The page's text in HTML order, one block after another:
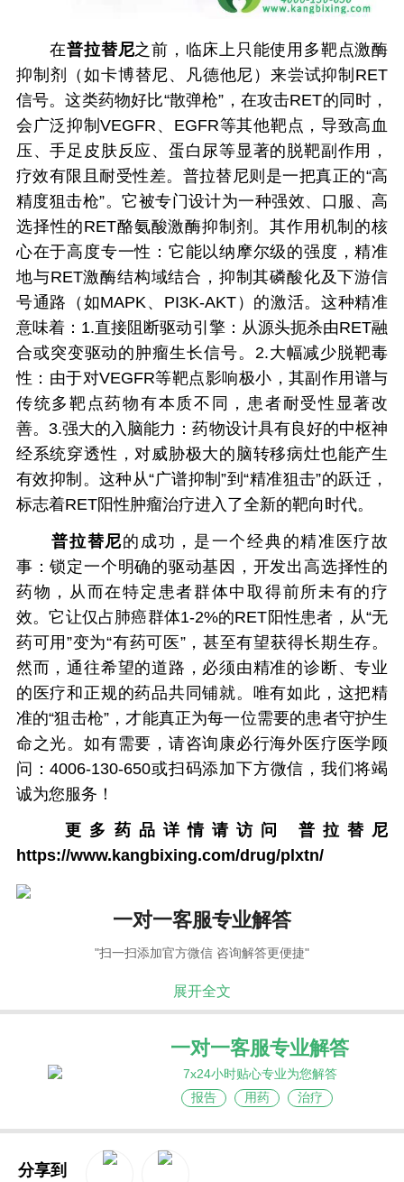
在普拉替尼之前，临床上只能使用多靶点激酶
抑制剂（如卡博替尼、凡德他尼）来尝试抑制RET
信号。这类药物好比“散弹枪”，在攻击RET的同时，
会广泛抑制VEGFR、EGFR等其他靶点，导致高血
压、手足皮肤反应、蛋白尿等显著的脱靶副作用，
疗效有限且耐受性差。普拉替尼则是一把真正的“高
精度狙击枪”。它被专门设计为一种强效、口服、高
选择性的RET酪氨酸激酶抑制剂。其作用机制的核
心在于高度专一性：它能以纳摩尔级的强度，精准
地与RET激酶结构域结合，抑制其磷酸化及下游信
号通路（如MAPK、PI3K-AKT）的激活。这种精准
意味着：1.直接阻断驱动引擎：从源头扼杀由RET融
合或突变驱动的肿瘤生长信号。2.大幅减少脱靶毒
性：由于对VEGFR等靶点影响极小，其副作用谱与
传统多靶点药物有本质不同，患者耐受性显著改
善。3.强大的入脑能力：药物设计具有良好的中枢神
经系统穿透性，对威胁极大的脑转移病灶也能产生
有效抑制。这种从“广谱抑制”到“精准狙击”的跃迁，
标志着RET阳性肿瘤治疗进入了全新的靶向时代。
普拉替尼的成功，是一个经典的精准医疗故
事：锁定一个明确的驱动基因，开发出高选择性的
药物，从而在特定患者群体中取得前所未有的疗
效。它让仅占肺癌群体1-2%的RET阳性患者，从“无
药可用”变为“有药可医”，甚至有望获得长期生存。
然而，通往希望的道路，必须由精准的诊断、专业
的医疗和正规的药品共同铺就。唯有如此，这把精
准的“狙击枪”，才能真正为每一位需要的患者守护生
命之光。如有需要，请咨询康必行海外医疗医学顾
问：4006-130-650或扫码添加下方微信，我们将竭
诚为您服务！
更多药品详情请访问 普拉替尼
https://www.kangbixing.com/drug/plxtn/
一对一客服专业解答
"扫一扫添加官方微信 咨询解答更便捷"
展开全文
一对一客服专业解答
7x24小时贴心专业为您解答
报告
用药 治疗
分享到